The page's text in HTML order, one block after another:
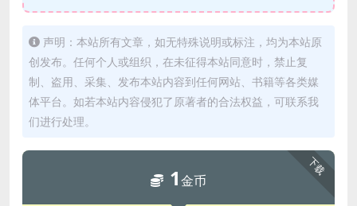
声明：本站所有文章，如无特殊说明或标注，均为本站原
创发布。任何个人或组织，在未征得本站同意时，禁止复
制、盗用、采集、发布本站内容到任何网站、书籍等各类媒
体平台。如若本站内容侵犯了原著者的合法权益，可联系我
们进行处理。
下载
1金币